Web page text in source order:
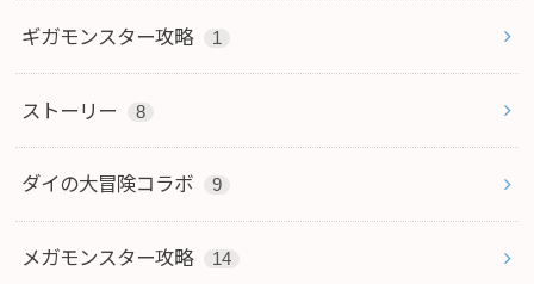
ギガモンスター攻略 1
ストーリー 8
ダイの大冒険コラボ 9
メガモンスター攻略 14